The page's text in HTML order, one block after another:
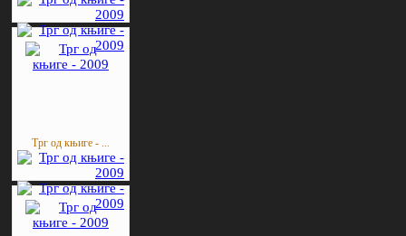
Трг од књиге - ...